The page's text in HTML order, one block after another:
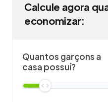
Calcule agora
economizar:
Quantos garçons a
casa possuí?